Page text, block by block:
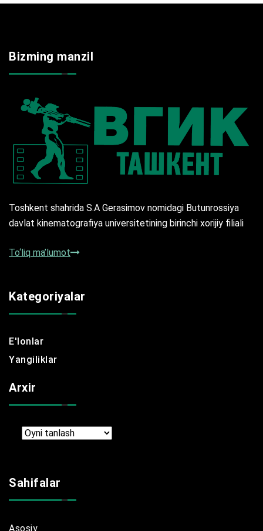
Bizming manzil
Toshkent shahrida S.A Gerasimov nomidagi Butunrossiya
davlat kinematografiya universitetining birinchi xorijiy filiali
To‘liq ma’lumot
Kategoriyalar
E'lonlar
Yangiliklar
Arxir
Arxir
Sahifalar
Asosiy